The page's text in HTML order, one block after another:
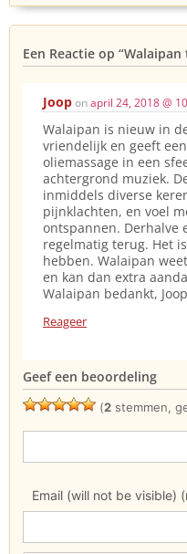
Een Reactie op
Jooponapril 24, 2018 @
Walaipan is nieuw in
vriendelijk en geeft
oliemassage in een
achtergrond muziek.
inmiddels diverse
pijnklachten, en voel
ontspannen. Derhalve
regelmatig terug. Het
hebben. Walaipan
en kan dan extra
Walaipan bedankt, Joop
Reageer
Geef een beoordeling
(2 stemmen,
Email (will not be visible)